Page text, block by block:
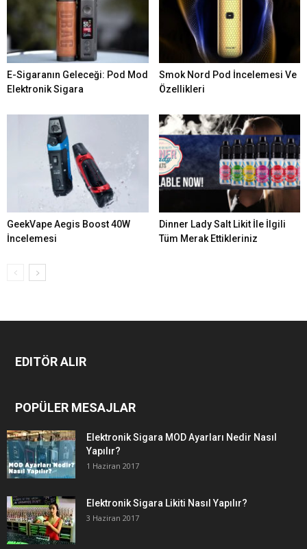
E-Sigaranın Geleceği: Pod Mod
Elektronik Sigara
Smok Nord Pod İncelemesi Ve
Özellikleri
GeekVape Aegis Boost 40W
İncelemesi
Dinner Lady Salt Likit İle İlgili
Tüm Merak Ettikleriniz
EDITÖR ALIR
POPÜLER MESAJLAR
Elektronik Sigara MOD Ayarları Nedir Nasıl
Yapılır?
1 Haziran 2017
Elektronik Sigara Likiti Nasıl Yapılır?
3 Haziran 2017